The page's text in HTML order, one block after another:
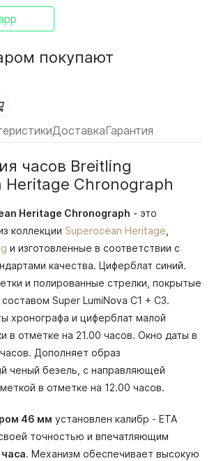
покупают
ДоставкаГарантия
часов Breitling
Heritage Chronograph
Heritage Chronograph - это
коллекции Superocean Heritage
и изготовленные в соответствии с
качества. Циферблат синий.
и полированные стрелки, покрытые
Super LumiNova С1 + С3.
хронографа и циферблат малой
в отметке на 21.00 часов. Окно даты в
Дополняет образ
ченый безель, с направляющей
в отметке на 12.00 часов.
46 мм установлен калибр - ETA
точностью и впечатляющим
. Механизм обеспечивает высокую